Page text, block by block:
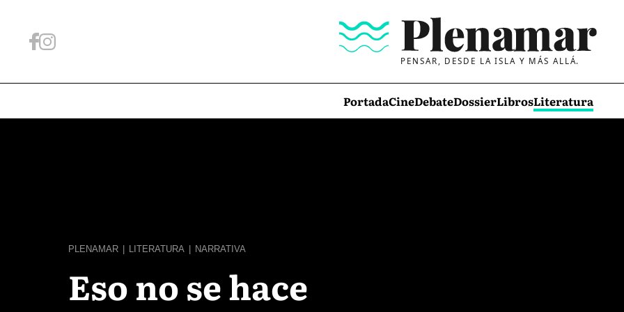
PENSAR, DESDE LA ISLA Y MÁS ALLÁ.
PortadaCineDebateDossierLibrosLiteratura
PLENAMAR LITERATURA NARRATIVA
Eso no se hace